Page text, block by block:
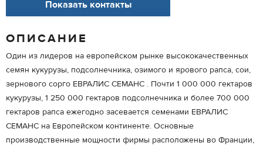
Показать контакты
ОПИСАНИЕ
Один из лидеров на европейском рынке высококачественных
семян кукурузы, подсолнечника, озимого и ярового рапса, сои,
зернового сорго ЕВРАЛИС СЕМАНС . Почти 1 000 000 гектаров
кукурузы, 1 250 000 гектаров подсолнечника и более 700 000
гектаров рапса ежегодно засевается семенами ЕВРАЛИС
СЕМАНС на Европейском континенте. Основные
производственные мощности фирмы расположены во Франции,